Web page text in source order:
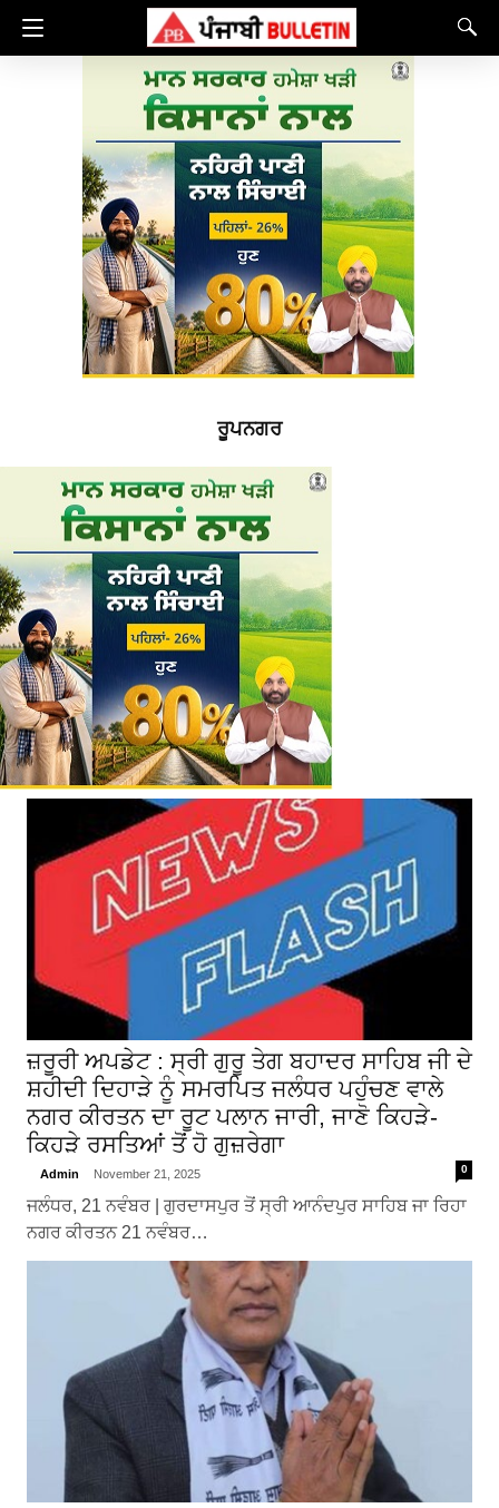
ਰੂਪਨਗਰ
ਜ਼ਰੂਰੀ ਅਪਡੇਟ : ਸ੍ਰੀ ਗੁਰੂ ਤੇਗ ਬਹਾਦਰ ਸਾਹਿਬ ਜੀ ਦੇ
ਸ਼ਹੀਦੀ ਦਿਹਾੜੇ ਨੂੰ ਸਮਰਪਿਤ ਜਲੰਧਰ ਪਹੁੰਚਣ ਵਾਲੇ
ਨਗਰ ਕੀਰਤਨ ਦਾ ਰੂਟ ਪਲਾਨ ਜਾਰੀ, ਜਾਣੋ ਕਿਹੜੇ-
ਕਿਹੜੇ ਰਸਤਿਆਂ ਤੋਂ ਹੋ ਗੁਜ਼ਰੇਗਾ
Admin November 21, 2025 0
ਜਲੰਧਰ, 21 ਨਵੰਬਰ | ਗੁਰਦਾਸਪੁਰ ਤੋਂ ਸ੍ਰੀ ਆਨੰਦਪੁਰ ਸਾਹਿਬ ਜਾ ਰਿਹਾ
ਨਗਰ ਕੀਰਤਨ 21 ਨਵੰਬਰ…